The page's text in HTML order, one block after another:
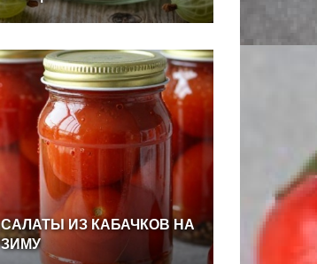
САЛАТЫИЗКАБАЧКОВ НА
ЗИМУ